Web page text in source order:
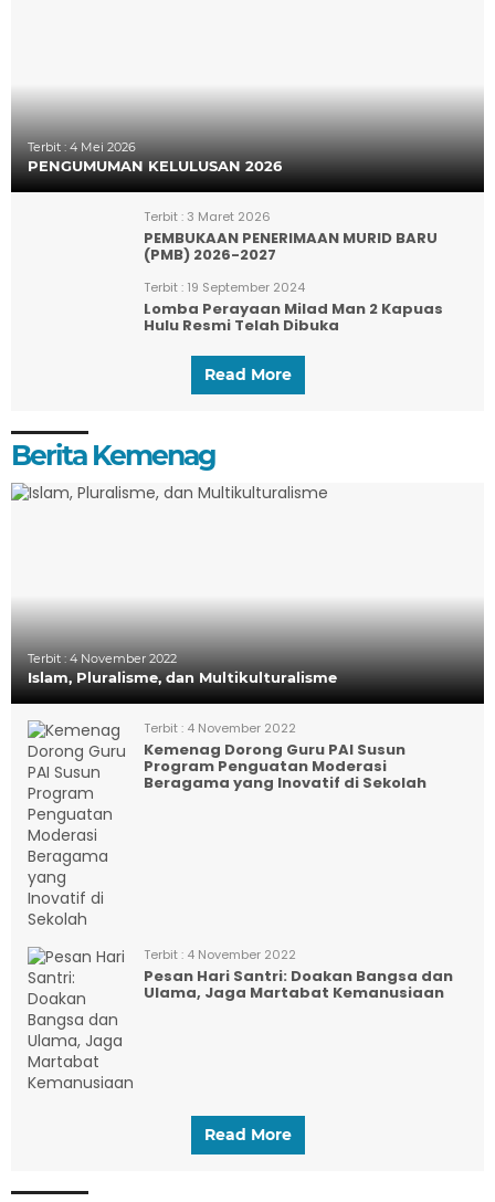
Terbit : 4 Mei 2026
PENGUMUMAN KELULUSAN 2026
Terbit : 3 Maret 2026
PEMBUKAAN PENERIMAAN MURID BARU
(PMB) 2026-2027
Terbit : 19 September 2024
Lomba Perayaan Milad Man 2 Kapuas
Hulu Resmi Telah Dibuka
Read More
Berita Kemenag
Terbit : 4 November 2022
Islam, Pluralisme, dan Multikulturalisme
Terbit : 4 November 2022
Kemenag Dorong Guru PAI Susun
Program Penguatan Moderasi
Beragama yang Inovatif di Sekolah
Terbit : 4 November 2022
Pesan Hari Santri: Doakan Bangsa dan
Ulama, Jaga Martabat Kemanusiaan
Read More